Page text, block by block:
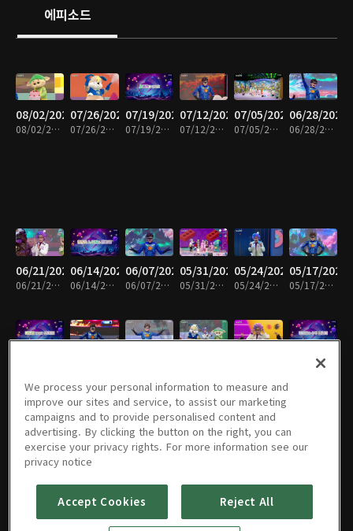
에피소드
08/02/2026
08/02/2026 • 27분
07/26/2026
07/26/2026 • 25분
07/19/2026
07/19/2026 • 26분
07/12/2026
07/12/2026 • 24분
07/05/2026
07/05/2026 • 26분
06/28/2026
06/28/2026 • 26분
06/21/2026
06/21/2026 • 26분
06/14/2026
06/14/2026 • 26분
06/07/2026
06/07/2026 • 25분
05/31/2026
05/31/2026 • 23분
05/24/2026
05/24/2026 • 26분
05/17/2026
05/17/2026 • 25분
04/05/2026
03/29/2026
03/29/2026 • 26분
03/22/202603/15/202603/08/202603/01/202602/22/2026
We process your personal information to measure and
improve our sites and service, to assist our marketing
campaigns and to provide personalised content and
advertising. By clicking the button on the right, you can
exercise your privacy rights. For more information see our
privacy notice
Accept Cookies Reject All